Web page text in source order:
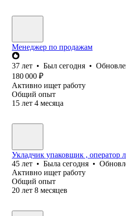
Менеджер по продажам
37 лет • Был сегодня •
180 000 ₽
Активно ищет работу
Общий опыт
15 лет 4 месяца
Укладчик упаковщик , оператор
45 лет • Была сегодня •
Активно ищет работу
Общий опыт
20 лет 8 месяцев